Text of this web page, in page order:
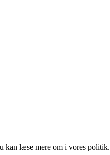
kan læse mere om i vores politik.